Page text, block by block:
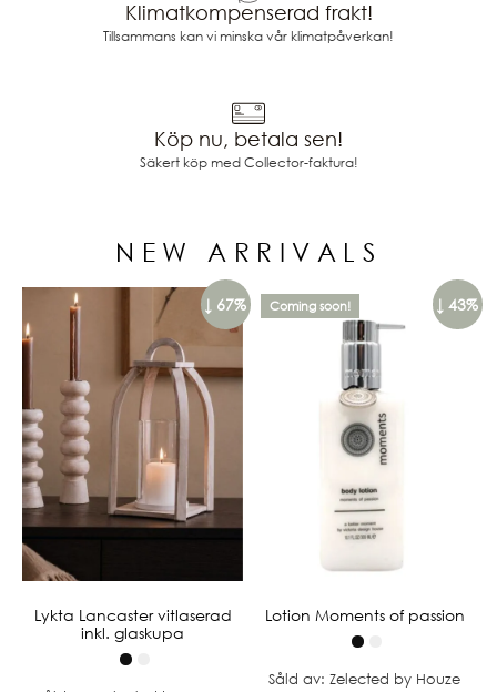
Klimatkompenserad frakt!
Tillsammans kan vi minska vår klimatpåverkan!
Köp nu, betala sen!
Säkert köp med Collector-faktura!
NEW ARRIVALS
↓ 67%
Lykta Lancaster vitlaserad
inkl. glaskupa
Coming soon! ↓ 43%
Lotion Moments of passion
Såld av: Zelected by Houze